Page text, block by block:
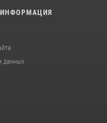
ИНФОРМАЦИЯ
данных